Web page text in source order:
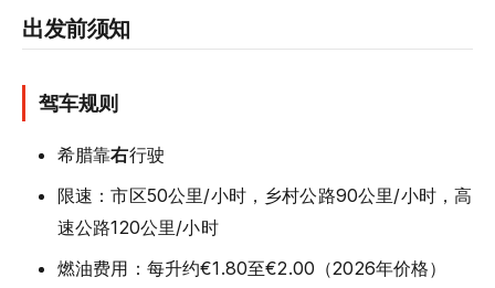
出发前须知
驾车规则
希腊靠右行驶
限速：市区50公里/小时，乡村公路90公里/小时，高
速公路120公里/小时
燃油费用：每升约€1.80至€2.00（2026年价格）